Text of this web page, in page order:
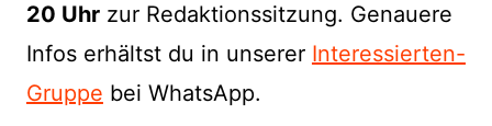
20 Uhrzur Redaktionssitzung. Genauere
Infos erhältst du in unserer Interessierten-
Gruppe bei WhatsApp.